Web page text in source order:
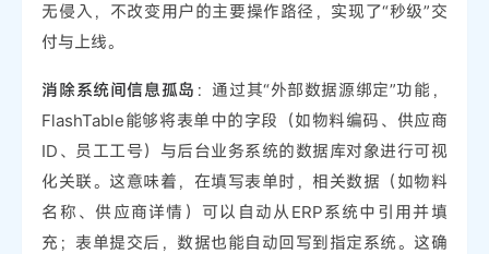
无侵入，不改变用户的主要操作路径，实现了“秒级”交
付与上线。
消除系统间信息孤岛 ：通过其“外部数据源绑定”功能，
FlashTable能够将表单中的字段（如物料编码、供应商
ID、员工工号）与后台业务系统的数据库对象进行可视
化关联。这意味着，在填写表单时，相关数据（如物料
名称、供应商详情）可以自动从ERP系统中引用并填
充；表单提交后，数据也能自动回写到指定系统。这确